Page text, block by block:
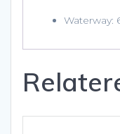
Waterway: